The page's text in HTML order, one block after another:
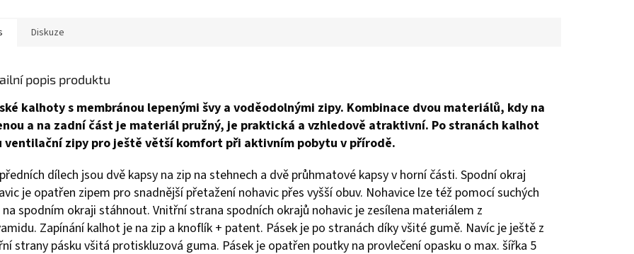
Diskuze
popis produktu
kalhoty s membránou lepenými švy a voděodolnými zipy. Kombinace dvou materiálů, kdy na
a na zadní část je materiál pružný, je praktická a vzhledově atraktivní. Po stranách kalhot
ventilační zipy pro ještě větší komfort při aktivním pobytu v přírodě.
dílech jsou dvě kapsy na zip na stehnech a dvě průhmatové kapsy v horní části.Spodní okraj
je opatřen zipem pro snadnější přetažení nohavic přes vyšší obuv. Nohavice lze též pomocí suchých
na spodním okraji stáhnout. Vnitřní strana spodních okrajů nohavic je zesílena materiálem z
Zapínání kalhot je na zip a knoflík + patent. Pásek je po stranách díky všité gumě. Navíc je ještě z
strany pásku všitá protiskluzová guma. Pásek je opatřen poutky na provlečení opasku o max. šířka 5